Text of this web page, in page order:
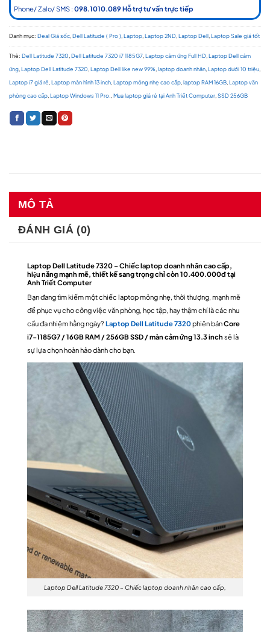
Phone/ Zalo/ SMS : 098.1010.089 Hỗ trợ tư vấn trực tiếp
Danh mục: Deal Giá sốc Dell Latitude ( Pro ) Laptop Laptop 2ND Laptop Dell Laptop Sale giá tốt
Thẻ: Dell Latitude 7320 Dell Latitude 7320 i7 1185G7 Laptop cảm ứng Full HD Laptop Dell cảm
ứng Laptop Dell Latitude 7320 Laptop Dell like new 99% laptop doanh nhân Laptop dưới 10 triệu
Laptop i7 giá rẻ Laptop màn hình 13 inch Laptop mỏng nhẹ cao cấp laptop RAM 16GB Laptop văn
phòng cao cấp Laptop Windows 11 Pro. Mua laptop giá rẻ tại Anh Triết Computer SSD 256GB
MÔ TẢ
ĐÁNH GIÁ (0)
Laptop Dell Latitude 7320 – Chiếc laptop doanh nhân cao cấp,
hiệu năng mạnh mẽ, thiết kế sang trọng chỉ còn 10.400.000đ tại
Anh Triết Computer
Bạn đang tìm kiếm một chiếc laptop mỏng nhẹ, thời thượng, mạnh mẽ
để phục vụ cho công việc văn phòng, học tập, hay thậm chí là các nhu
cầu đa nhiệm hằng ngày? Laptop Dell Latitude 7320phiên bảnCore
i7-1185G7 / 16GB RAM / 256GB SSD / màn cảm ứng 13.3 inch sẽ là
sự lựa chọn hoàn hảo dành cho bạn.
Laptop Dell Latitude 7320 – Chiếc laptop doanh nhân cao cấp,